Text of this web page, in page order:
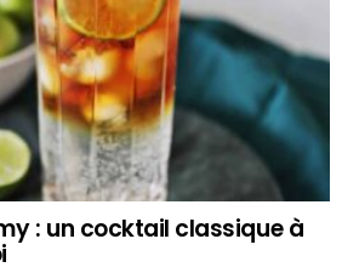
: un cocktail classique à